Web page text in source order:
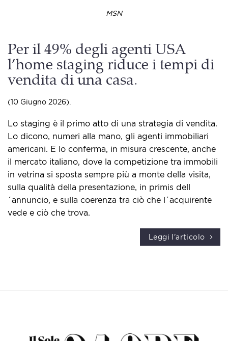
MSN
Per il 49% degli agenti USA
l’home staging riduce i tempi di
vendita di una casa.
(10 Giugno 2026).
Lo staging è il primo atto di una strategia di vendita.
Lo dicono, numeri alla mano, gli agenti immobiliari
americani. E lo conferma, in misura crescente, anche
il mercato italiano, dove la competizione tra immobili
in vetrina si sposta sempre più a monte della visita,
sulla qualità della presentazione, in primis dell
´annuncio, e sulla coerenza tra ciò che l´acquirente
vede e ciò che trova.
Leggi l'articolo